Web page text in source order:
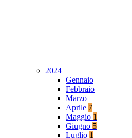
2024
Gennaio
Febbraio
Marzo
Aprile 7
Maggio 1
Giugno 5
Luglio 1